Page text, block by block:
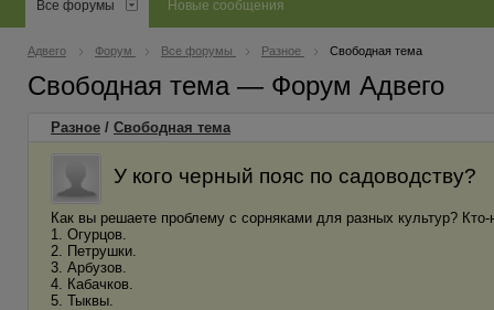
Все форумы Новые сообщения
Адвего Форум Все форумы Разное Свободная тема
Свободная тема — Форум Адвего
Разное / Свободная тема
У кого черный пояс по садоводству?
Как вы решаете проблему с сорняками для разных культур?
1. Огурцов.
2. Петрушки.
3. Арбузов.
4. Кабачков.
5. Тыквы.